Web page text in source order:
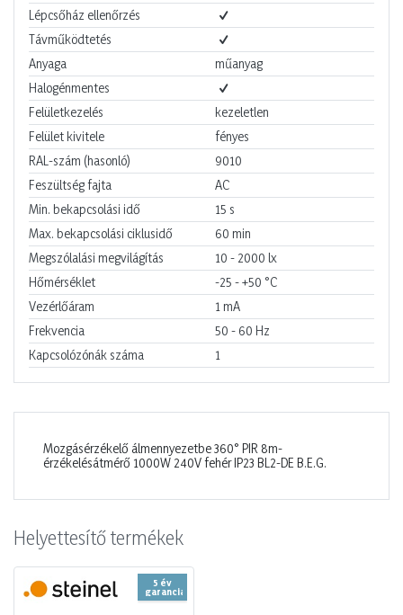
Lépcsőház ellenőrzés
Távműködtetés
Anyaga
műanyag
Halogénmentes
Felületkezelés
kezeletlen
Felület kivitele
fényes
RAL-szám (hasonló)
9010
Feszültség fajta
AC
Min. bekapcsolási idő
15 s
Max. bekapcsolási ciklusidő
60 min
Megszólalási megvilágítás
10 - 2000 lx
Hőmérséklet
-25 - +50 °C
Vezérlőáram
1 mA
Frekvencia
50 - 60 Hz
Kapcsolózónák száma
1
Mozgásérzékelő álmennyezetbe 360° PIR 8m-
érzékelésátmérő 1000W 240V fehér IP23 BL2-DE B.E.G.
Helyettesítő termékek
5 év
garancia